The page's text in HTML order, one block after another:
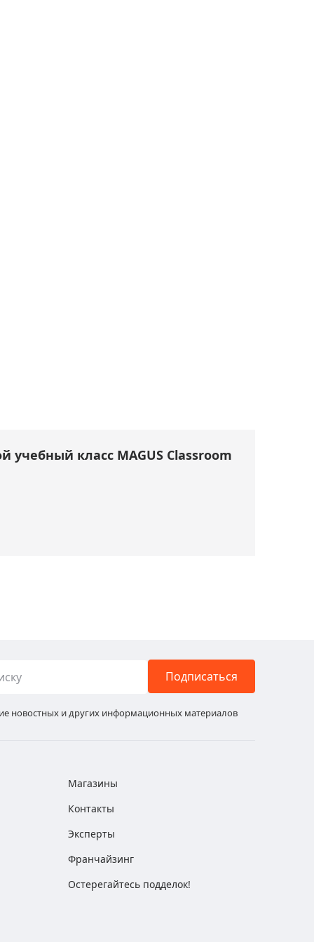
учебный класс MAGUS Classroom
Подписаться
новостных и других информационных материалов
Магазины
Контакты
Эксперты
Франчайзинг
Остерегайтесь подделок!